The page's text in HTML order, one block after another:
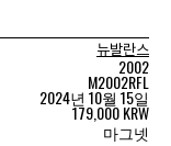
뉴발란스
2002
M2002RFL
2024년 10월 15일
179,000 KRW
마그넷